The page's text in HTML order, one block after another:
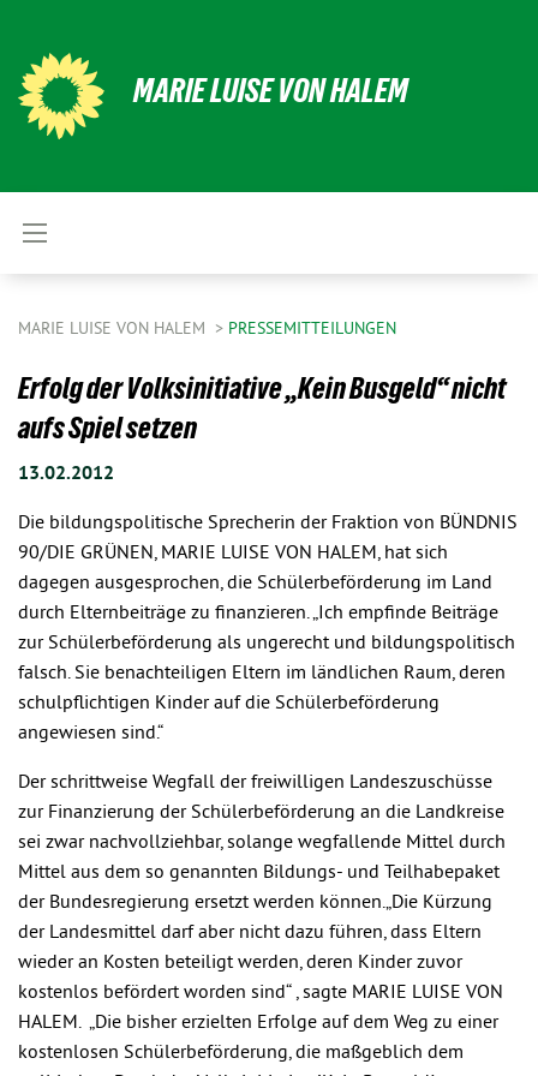
MARIE LUISE VON HALEM
MARIE LUISE VON HALEM PRESSEMITTEILUNGEN
Erfolg der Volksinitiative „Kein Busgeld“ nicht
aufs Spiel setzen
13.02.2012
Die bildungspolitische Sprecherin der Fraktion von BÜNDNIS
90/DIE GRÜNEN, MARIE LUISE VON HALEM, hat sich
dagegen ausgesprochen, die Schülerbeförderung im Land
durch Elternbeiträge zu finanzieren. „Ich empfinde Beiträge
zur Schülerbeförderung als ungerecht und bildungspolitisch
falsch. Sie benachteiligen Eltern im ländlichen Raum, deren
schulpflichtigen Kinder auf die Schülerbeförderung
angewiesen sind.“
Der schrittweise Wegfall der freiwilligen Landeszuschüsse
zur Finanzierung der Schülerbeförderung an die Landkreise
sei zwar nachvollziehbar, solange wegfallende Mittel durch
Mittel aus dem so genannten Bildungs- und Teilhabepaket
der Bundesregierung ersetzt werden können.„Die Kürzung
der Landesmittel darf aber nicht dazu führen, dass Eltern
wieder an Kosten beteiligt werden, deren Kinder zuvor
kostenlos befördert worden sind“ , sagte MARIE LUISE VON
HALEM. „Die bisher erzielten Erfolge auf dem Weg zu einer
kostenlosen Schülerbeförderung, die maßgeblich dem